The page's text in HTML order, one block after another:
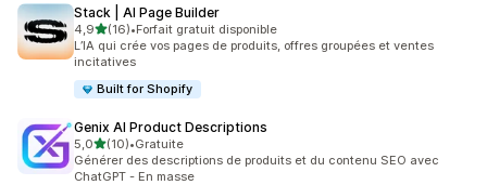
Stack | AI Page Builder
4,9étoile(s) sur 5
(16)
16 avis au total
•Forfait gratuit disponible
L’IA qui crée vos pages de produits, offres groupées et ventes
incitatives
Built for Shopify
Genix AI Product Descriptions
5,0étoile(s) sur 5
(10)
10 avis au total
•Gratuite
Générer des descriptions de produits et du contenu SEO avec
ChatGPT - En masse